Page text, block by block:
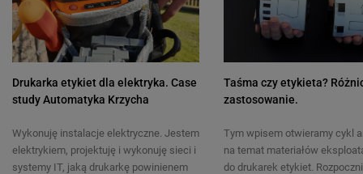
21,00 zł DO KOSZYKA 27,00 zł
Drukarka etykiet dla elektryka. Case
study Automatyka Krzycha
Wykonuję instalacje elektryczne. Jestem
elektrykiem, projektuję i wykonuję sieci i
systemy IT, jaką drukarkę powinienem
Taśma czy etykieta?
zastosowanie.
Tym wpisem otwieramy cykl
na temat materiałów
do drukarek etykiet.